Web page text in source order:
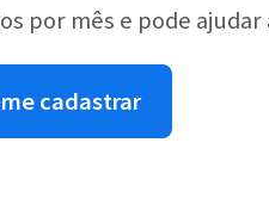
por mês e pode
cadastrar